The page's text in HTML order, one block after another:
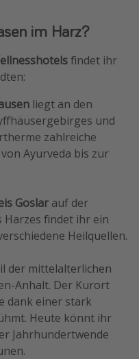
im Harz?
findet ihr
liegt an den
und
zahlreiche
Ayurveda bis zur
Goslar auf der
Harzes findet ihr ein
Heilquellen.
der mittelalterlichen
Anhalt. Der Kurort
dank einer stark
Heute könnt ihr
Jahrhundertwende